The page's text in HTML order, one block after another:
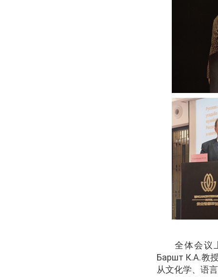
全体会议
Баршт К.А.教
从文化学、语